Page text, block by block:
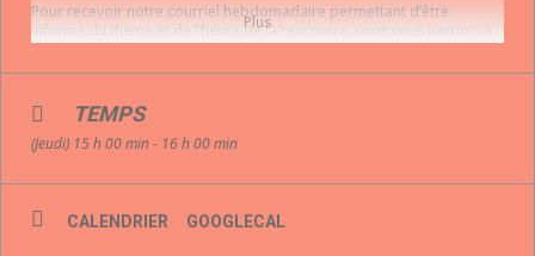
Plus
Pour recevoir notre courriel hebdomadaire permettant d’être
informé du thème et de l’heure de la rencontre, nous vous invitons à
compléter ce formulaire:
RESTONS EN COMMUNICATION PAR
L’INFOLETTRE
TEMPS
(Jeudi) 15 h 00 min - 16 h 00 min
CALENDRIER GOOGLECAL